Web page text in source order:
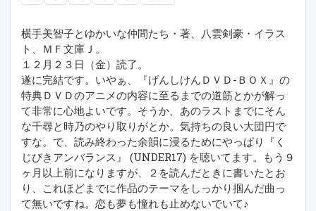
横手美智子とゆかいな仲間たち・著、八雲剣豪・イラス
ト、ＭＦ文庫Ｊ。
１２月２３日（金）読了。
遂に完結です。いやぁ、『げんしけんＤＶＤ-ＢＯＸ』の
特典ＤＶＤのアニメの内容に至るまでの道筋とかが解っ
て非常に心地よいです。そうか、あのラストまでにそん
な千尋と時乃のやり取りがとか。気持ちの良い大団円で
すな。で、読み終わった余韻に浸るためにやっぱり『く
じびきアンバランス』 (UNDER17) を聴いてます。もう９
ヶ月以上前になりますが、２を読んだときに書いたとお
り、これほどまでに作品のテーマをしっかり掴んだ曲っ
て無いですね。恋も夢も憧れも止めないでいて♪